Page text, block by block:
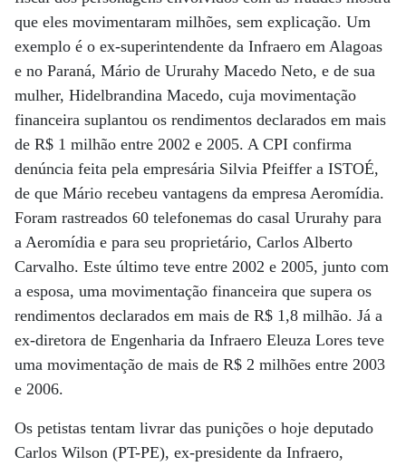
que eles movimentaram milhões, sem explicação. Um
exemplo é o ex-superintendente da Infraero em Alagoas
e no Paraná, Mário de Ururahy Macedo Neto, e de sua
mulher, Hidelbrandina Macedo, cuja movimentação
financeira suplantou os rendimentos declarados em mais
de R$ 1 milhão entre 2002 e 2005. A CPI confirma
denúncia feita pela empresária Silvia Pfeiffer a ISTOÉ,
de que Mário recebeu vantagens da empresa Aeromídia.
Foram rastreados 60 telefonemas do casal Ururahy para
a Aeromídia e para seu proprietário, Carlos Alberto
Carvalho. Este último teve entre 2002 e 2005, junto com
a esposa, uma movimentação financeira que supera os
rendimentos declarados em mais de R$ 1,8 milhão. Já a
ex-diretora de Engenharia da Infraero Eleuza Lores teve
uma movimentação de mais de R$ 2 milhões entre 2003
e 2006.
Os petistas tentam livrar das punições o hoje deputado
Carlos Wilson (PT-PE), ex-presidente da Infraero,